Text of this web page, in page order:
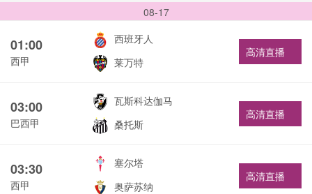
08-17
01:00
西甲
西班牙人
莱万特
高清直播
03:00
巴西甲
瓦斯科达伽马
桑托斯
高清直播
03:30
西甲
塞尔塔
奥萨苏纳
高清直播